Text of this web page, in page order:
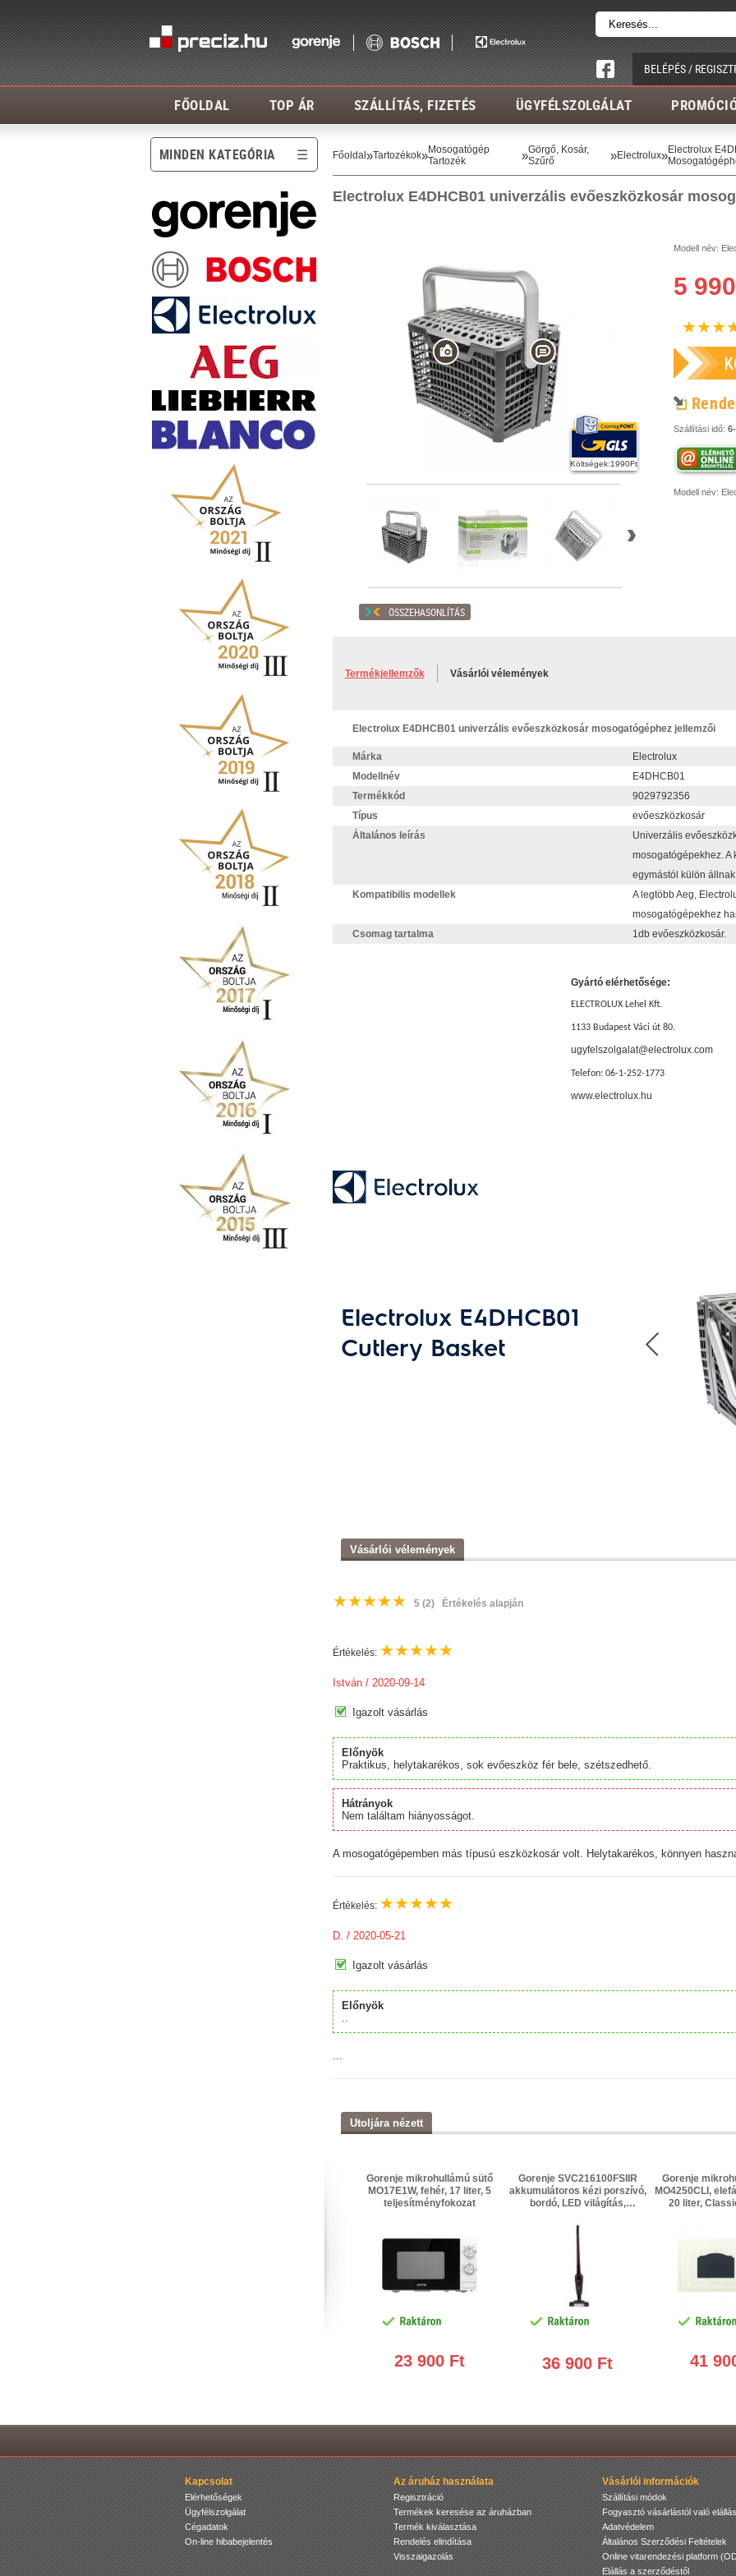
FŐOLDAL TOP ÁR SZÁLLÍTÁS, FIZETÉS ÜGYFÉLSZOLGÁLAT
BELÉPÉS /
MINDEN KATEGÓRIA Főoldal »Tartozékok»Mosogatógép
Tartozék
»Görgő, Kosár,
Szűrő
»Electrolux»Electrolux
Electrolux E4DHCB01 univerzális evőeszközkosár
Költségek:1990Ft
ÖSSZEHASONLÍTÁS
Modell név:
5
★★★
Szállítási idő:
Modell név:
Termékjellemzők Vásárlói vélemények
Electrolux E4DHCB01 univerzális evőeszközkosár mosogatógéphez jellemzői
Márka
Electrolux
Modellnév
E4DHCB01
Termékkód
9029792356
Típus
evőeszközkosár
Általános leírás
Univerzális
mosogatógépekhez. A
egymástól külön
Kompatibilis modellek
A legtöbb Aeg,
mosogatógépekhez
Csomag tartalma
1db evőeszközkosár.
Gyártó elérhetősége:
ELECTROLUX Lehel Kft.
1133 Budapest Váci út 80.
ugyfelszolgalat@electrolux.com
Telefon: 06-1-252-1773
www.electrolux.hu
Electrolux E4DHCB01
Cutlery Basket
Vásárlói vélemények
★★★★★ 5 (2)Értékelés alapján
Értékelés: ★★★★★
István/ 2020-09-14
Igazolt vásárlás
Előnyök
Praktikus, helytakarékos, sok evőeszköz fér bele, szétszedhető.
Hátrányok
Nem találtam hiányosságot.
A mosogatógépemben más típusú eszközkosár volt. Helytakarékos, könnyen
Értékelés: ★★★★★
D. / 2020-05-21
Igazolt vásárlás
Előnyök
..
...
Utoljára nézett
Gorenje mikrohullámú sütő
MO17E1W, fehér, 17 liter, 5
teljesítményfokozat
23 900 Ft
Gorenje SVC216100FSIIR
akkumulátoros kézi porszívó,
bordó, LED világítás,
36 900 Ft
Gorenje
MO4250CLI,
20 liter,
41
Kapcsolat
Elérhetőségek
Ügyfélszolgálat
Cégadatok
On-line hibabejelentés
Az áruház használata
Regisztráció
Termékek keresése az áruházban
Termék kiválasztása
Rendelés elindítása
Visszaigazolás
Vásárlói információk
Szállítási módok
Fogyasztó vásárlástól való
Adatvédelem
Általános Szerződési Feltételek
Online vitarendezési platform
Elállás a szerződéstől